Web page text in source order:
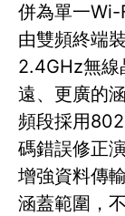
併為單一Wi-
由雙頻終端
2.4GHz無線
遠、更廣的
頻段採用
碼錯誤修正
增強資料傳
涵蓋範圍，